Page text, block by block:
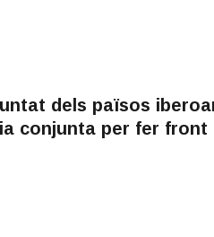
dels països
conjunta per fer front